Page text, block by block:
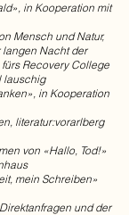
in Kooperation mit
Mensch und Natur,
langen Nacht der
Recovery College
lauschig
in Kooperation
literatur:vorarlberg
von «Hallo, Tod!»
mein Schreiben»
und der